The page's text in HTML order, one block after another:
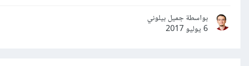
بواسطة جميل بيلوني
6 يوليو 2017